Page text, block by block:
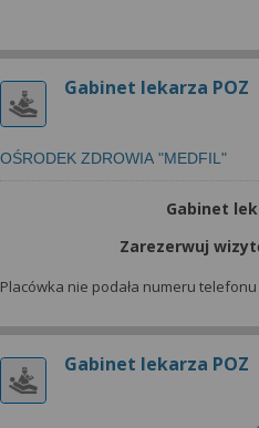
Gabinet lekarza POZ
OŚRODEK ZDROWIA "MEDFIL"
Gabinet
Zarezerwuj
Placówka nie podała numeru
Gabinet lekarza POZ